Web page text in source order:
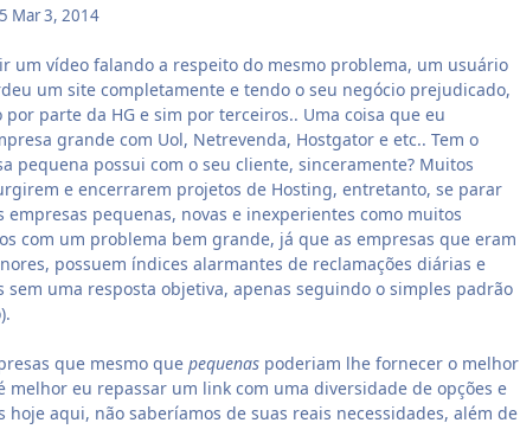
Mar 3, 2014
um vídeo falando a respeito do mesmo problema, um usuário
um site completamente e tendo o seu negócio prejudicado,
parte da HG e sim por terceiros.. Uma coisa que eu
grande com Uol, Netrevenda, Hostgator e etc.. Tem o
pequena possui com o seu cliente, sinceramente? Muitos
e encerrarem projetos de Hosting, entretanto, se parar
empresas pequenas, novas e inexperientes como muitos
com um problema bem grande, já que as empresas que eram
possuem índices alarmantes de reclamações diárias e
sem uma resposta objetiva, apenas seguindo o simples padrão
que mesmo que pequenas poderiam lhe fornecer o melhor
melhor eu repassar um link com uma diversidade de opções e
hoje aqui, não saberíamos de suas reais necessidades, além de